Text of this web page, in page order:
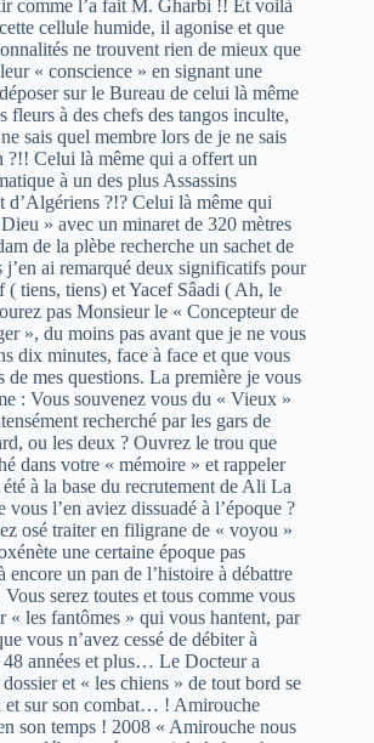
comme l’a fait M. Gharbi !! Et voilà
cellule humide, il agonise et que
ne trouvent rien de mieux que
« conscience » en signant une
sur le Bureau de celui là même
fleurs à des chefs des tangos inculte,
sais quel membre lors de je ne sais
?!! Celui là même qui a offert un
à un des plus Assassins
d’Algériens ?!? Celui là même qui
» avec un minaret de 320 mètres
de la plèbe recherche un sachet de
j’en ai remarqué deux significatifs pour
tiens, tiens) et Yacef Sâadi ( Ah, le
pas Monsieur le « Concepteur de
», du moins pas avant que je ne vous
dix minutes, face à face et que vous
de mes questions. La première je vous
: Vous souvenez vous du « Vieux »
recherché par les gars de
ou les deux ? Ouvrez le trou que
dans votre « mémoire » et rappeler
à la base du recrutement de Ali La
vous l’en aviez dissuadé à l’époque ?
osé traiter en filigrane de « voyou »
une certaine époque pas
un pan de l’histoire à débattre
serez toutes et tous comme vous
« les fantômes » qui vous hantent, par
vous n’avez cessé de débiter à
48 années et plus… Le Docteur a
et « les chiens » de tout bord se
et sur son combat… ! Amirouche
son temps ! 2008 « Amirouche nous